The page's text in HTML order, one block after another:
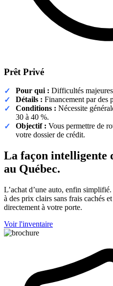
Prêt Privé
Pour qui : Difficultés
Détails : Financement par des
Conditions : Nécessite
30 à 40 %.
Objectif : Vous permettre de
votre dossier de crédit.
La façon intelligente
au Québec.
L’achat d’une auto, enfin
à des prix clairs sans frais cachés
directement à votre porte.
Voir l'inventaire